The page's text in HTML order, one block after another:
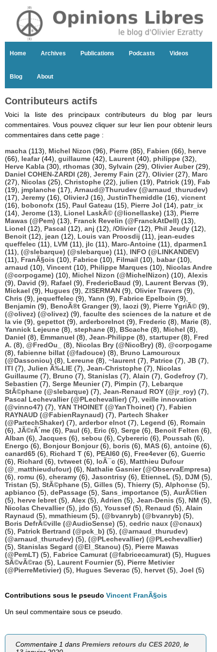
Home Archives Publications Podcasts Videos
Blog About
Contributeurs actifs
Voici la liste des principaux contributeurs du blog par leurs
commentaires. Vous pouvez cliquer sur leur lien pour obtenir leurs
commentaires dans cette page :
macha (113), Michel Nizon (96), Pierre (85), Fabien (66), herve
(66), leafar(44), guillaume (42), Laurent (40), philippe (32),
Herve Kabla (30), rthomas (30), Sylvain (29), Olivier Auber(29),
Daniel COHEN-ZARDI (28), Jeremy Fain (27), Olivier(27), Marc
(27), Nicolas (25), Christophe (22), julien (19), Patrick (19), Fab
(19), jmplanche (17), Arnaud@Thurudev (@arnaud_thurudev)
(17), Jeremy (16), OlivierJ (16), JustinThemiddle (16), vicnent
(16), bobonofx (15), Paul Gateau (15), Pierre Jol (14), patr_ix
(14), Jerome (13), Lionel LaskÃ© (@lionellaske) (13), Pierre
Mawas (@Pem) (13), Franck Revelin (@FranckAtDell) (13),
Lionel (12), Pascal (12), anj (12), /Olivier(12), Phil Jeudy (12),
Benoit (12), jean (12), Louis van Proosdij (11), jean-eudes
queffelec (11), LVM (11), jlc (11), Marc-Antoine (11), dparmen1
(11), (@slebarque) (@slebarque) (11), INFO (@LINKANDEV)
(11), FranÃ§ois (10), Fabrice (10), Filmail (10), babar(10),
arnaud (10), Vincent (10), Philippe Marques (10), Nicolas Andre
(@corpogame) (10), Michel Nizon (@MichelNizon) (10), Alexis
(9), David (9), Rafael (9), FredericBaud (9), Laurent Bervas (9),
Mickael (9), Hugues (9), ZISERMAN (9), Olivier Travers (9),
Chris (9), jequeffelec (9), Yann (9), Fabrice Epelboin (9),
Benjamin (9), BenoÃ®t Granger(9), laozi (9), Pierre YgriÃ© (9),
(@olivez) (@olivez) (9), faculte des sciences de la nature et de
la vie (9), gepettot (9), arderborelnot (9), Frederic (8), Marie (8),
Yannick Lejeune (8), stephane (8), BScache (8), Michel (8),
Daniel (8), Emmanuel (8), Jean-Philippe (8), startuper(8), Fred
A. (8), @FredOu_ (8), Nicolas Bry (@NicoBry) (8), @corpogame
(8), fabienne billat (@fadouce) (8), Bruno Lamouroux
(@Dassoniou) (8), Lereune (8), ~laurent (7), Patrice (7), JB (7),
ITI (7), Julien Ã‰LIE (7), Jean-Christophe (7), Nicolas
Guillaume (7), Bruno (7), Stanislas (7), Alain (7), Godefroy (7),
Sebastien (7), Serge Meunier(7), Pimpin (7), Lebarque
StÃ©phane (@slebarque) (7), Jean-Renaud ROY (@jr_roy) (7),
Pascal Lechevallier (@PLechevallier) (7), veille innovation
(@vinno47) (7), YAN THOINET (@YanThoinet) (7), Fabien
RAYNAUD (@FabienRaynaud) (7), Partech Shaker
(@PartechShaker) (7), arderbor elnot (7), Legend (6), Romain
(6), JÃ©rÃ´me (6), Paul (6), Eric (6), Serge (6), Benoit Felten (6),
Alban (6), Jacques (6), sebou (6), Cybereric (6), Poussah (6),
Energo (6), Bonjour Bonjour(6), boris (6), MAS (6), antoine (6),
canard65 (6), Richard T (6), PEAI60 (6), Free4ever(6), Guerric
(6), Richard (6), tvtweet (6), loÃ¯c (6), Matthieu Dufour
(@_matthieudufour) (6), Nathalie Gasnier (@ObservaEmpresa)
(6), romu (6), cheramy (6), Jasontrisy (6), EtienneL (5), DJM (5),
Tristan (5), StÃ©phane (5), Gilles (5), Thierry (5), Alphonse (5),
apbianco (5), dePassage (5), Sans_importance (5), AurÃ©lien
(5), herve lebret (5), Alex (5), Adrien (5), Jean-Denis (5), NM (5),
Nicolas Chevallier(5), jdo (5), Youssef (5), Renaud (5), Alain
Raynaud (5), mmathieum (5), (@bvanryb) (@bvanryb) (5),
Boris DefrÃ©ville (@AudioSense) (5), cedric naux (@cnaux)
(5), Patrick Bertrand (@pck_b) (5), (@arnaud_thurudev)
(@arnaud_thurudev) (5), (@PLechevallier) (@PLechevallier)
(5), Stanislas Segard (@El_Stanou) (5), Pierre Mawas
(@PemLT) (5), Fabrice Camurat (@fabricecamurat) (5), Hugues
SÃ©vÃ©rac (5), Laurent Fournier(5), Pierre Metivier
(@PierreMetivier) (5), Hugues Severac (5), hervet (5), Joel (5)
Contributions sous le pseudo Vincent FranÃ§ois
Un seul commentaire sous ce pseudo.
Commentaire 1 dansPremiers retours du CES 2020, le